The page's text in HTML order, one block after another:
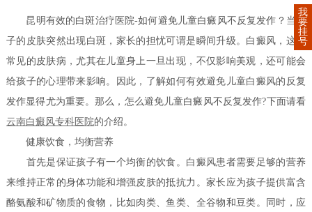
昆明有效的白斑治疗医院-如何避免儿童白癜风不反复发作？当孩
子的皮肤突然出现白斑，家长的担忧可谓是瞬间升级。白癜风，这种
常见的皮肤病，尤其在儿童身上一旦出现，不仅影响美观，还可能会
给孩子的心理带来影响。因此，了解如何有效避免儿童白癜风的反复
发作显得尤为重要。那么，怎么避免儿童白癜风不反复发作?下面请看
云南白癜风专科医院的介绍。
健康饮食，均衡营养
首先是保证孩子有一个均衡的饮食。白癜风患者需要足够的营养
来维持正常的身体功能和增强皮肤的抵抗力。家长应为孩子提供富含
酪氨酸和矿物质的食物，比如肉类、鱼类、全谷物和豆类。同时，应
我
要
挂
号